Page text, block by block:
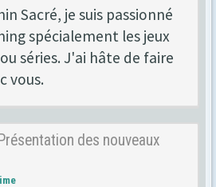
Sacré, je suis passionné
spécialement les jeux
séries. J'ai hâte de faire
vous.
des nouveaux